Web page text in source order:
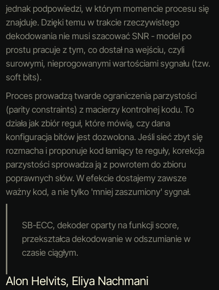
jednak podpowiedzi, w którym momencie procesu się
znajduje. Dzięki temu w trakcie rzeczywistego
dekodowania nie musi szacować SNR - model po
prostu pracuje z tym, co dostał na wejściu, czyli
surowymi, nieprogowanymi wartościami sygnału (tzw.
soft bits).
Proces prowadzą twarde ograniczenia parzystości
(parity constraints) z macierzy kontrolnej kodu. To
działa jak zbiór reguł, które mówią, czy dana
konfiguracja bitów jest dozwolona. Jeśli sieć zbyt się
rozmacha i proponuje kod łamiący te reguły, korekcja
parzystości sprowadza ją z powrotem do zbioru
poprawnych słów. W efekcie dostajemy zawsze
ważny kod, a nie tylko 'mniej zaszumiony' sygnał.
SB-ECC, dekoder oparty na funkcji score,
przekształca dekodowanie w odszumianie w
czasie ciągłym.
Alon Helvits, Eliya Nachmani